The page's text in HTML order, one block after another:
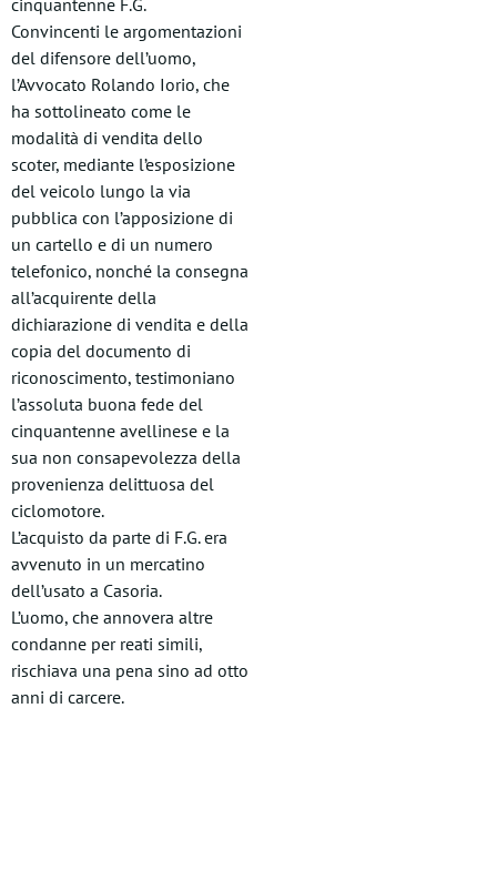
cinquantenne F.G.
Convincenti le argomentazioni
del difensore dell’uomo,
l’Avvocato Rolando Iorio, che
ha sottolineato come le
modalità di vendita dello
scoter, mediante l’esposizione
del veicolo lungo la via
pubblica con l’apposizione di
un cartello e di un numero
telefonico, nonché la consegna
all’acquirente della
dichiarazione di vendita e della
copia del documento di
riconoscimento, testimoniano
l’assoluta buona fede del
cinquantenne avellinese e la
sua non consapevolezza della
provenienza delittuosa del
ciclomotore.
L’acquisto da parte di F.G. era
avvenuto in un mercatino
dell’usato a Casoria.
L’uomo, che annovera altre
condanne per reati simili,
rischiava una pena sino ad otto
anni di carcere.